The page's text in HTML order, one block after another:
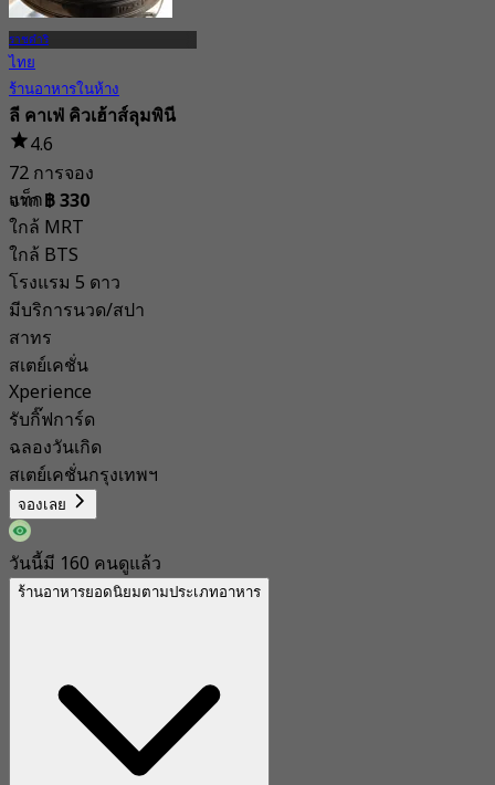
ราชดำริ
ไทย
ร้านอาหารในห้าง
ลี คาเฟ่ คิวเฮ้าส์ลุมพินี
4.6
72 การจอง
จาก฿ 330
แท็ก
ใกล้ MRT
ใกล้ BTS
โรงแรม 5 ดาว
มีบริการนวด/สปา
สาทร
สเตย์เคชั่น
Xperience
รับกิ๊ฟการ์ด
ฉลองวันเกิด
สเตย์เคชั่นกรุงเทพฯ
จองเลย
วันนี้มี 160 คนดูแล้ว
ร้านอาหารยอดนิยมตามประเภทอาหาร